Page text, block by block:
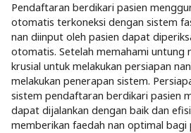
Pendaftaran berdikari pasien
otomatis terkoneksi dengan sistem
nan diinput oleh pasien dapat
otomatis. Setelah memahami untung
krusial untuk melakukan persiapan
melakukan penerapan sistem.
sistem pendaftaran berdikari pasien
dapat dijalankan dengan baik dan
memberikan faedah nan optimal bagi